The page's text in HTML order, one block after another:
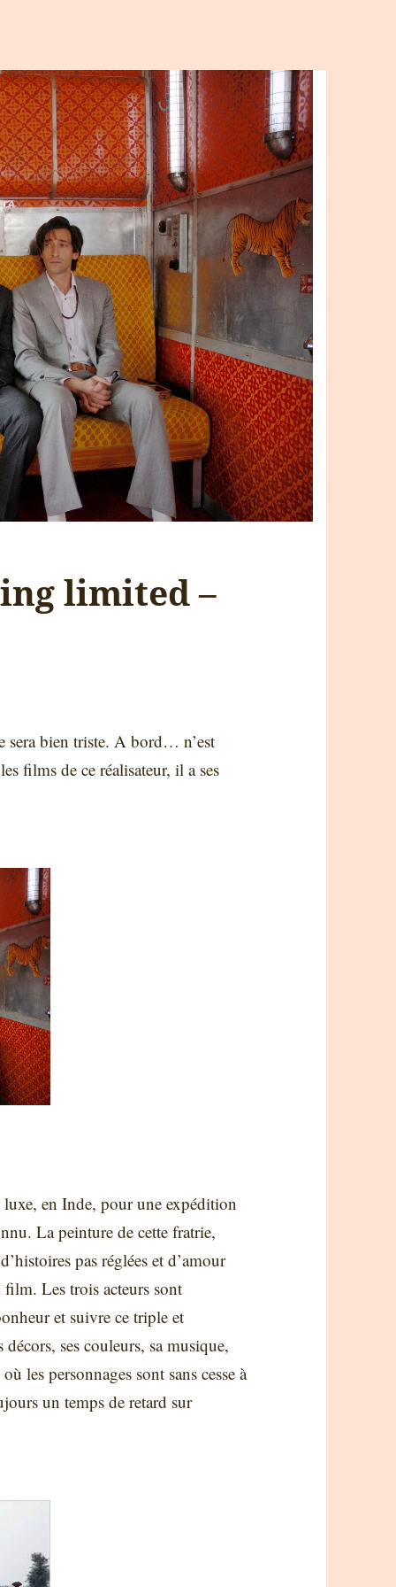
limited –
sera bien triste. A bord… n’est
films de ce réalisateur, il a ses
en Inde, pour une expédition
La peinture de cette fratrie,
pas réglées et d’amour
film. Les trois acteurs sont
et suivre ce triple et
ses couleurs, sa musique,
les personnages sont sans cesse à
un temps de retard sur